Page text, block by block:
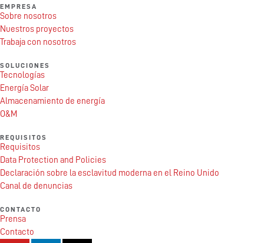
EMPRESA
Sobre nosotros
Nuestros proyectos
Trabaja con nosotros
SOLUCIONES
Tecnologías
Energía Solar
Almacenamiento de energía
O&M
REQUISITOS
Requisitos
Data Protection and Policies
Declaración sobre la esclavitud moderna en el Reino Unido
Canal de denuncias
CONTACTO
Prensa
Contacto